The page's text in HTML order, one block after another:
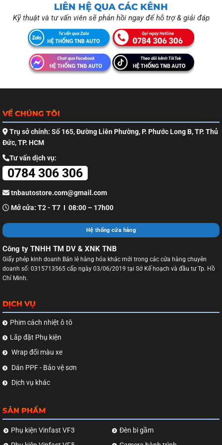
LIÊN HỆ QUA CÁC KÊNH
Kỹ thuật và tư vấn viên sẽ phản hồi ngay để hỗ trợ & giải đáp
VỀ CHÚNG TÔI
Trụ sở chính: Số 165, Đường Liên Phường, P. Phước Long B, TP. Thủ
Đức, TP. HCM
Tư vấn dịch vụ:
0784 306 306
tnbautostore.com@gmail.com
Mở cửa: T2 - T7 I 08:00 – 17h00
Hệ thống cửa hàng
Công ty TNHH TM DV & XNK TNB
Giấy phép kinh doanh Bán lẻ hàng hóa khác mới trong các cửa hàng chuyên
doanh số: 0315713565 cấp ngày 03/06/2019 tại Sở Kế hoạch và đầu tư Tp. Hồ
Chí Minh.
DỊCH VỤ
Phim cách nhiệt ô tô
Lắp đặt Phụ kiện
Wrap đổi màu xe
Dán PPF - Bảo vệ sơn
Dịch vụ khác
SẢN PHẨM
Phụ kiện Vinfast VF3
Đèn bi gầm